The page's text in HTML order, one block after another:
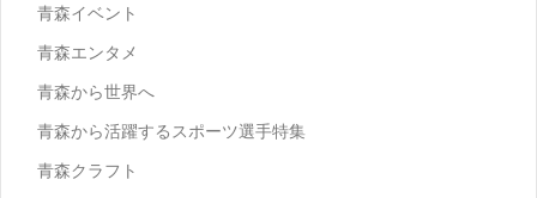
青森イベント
青森エンタメ
青森から世界へ
青森から活躍するスポーツ選手特集
青森クラフト